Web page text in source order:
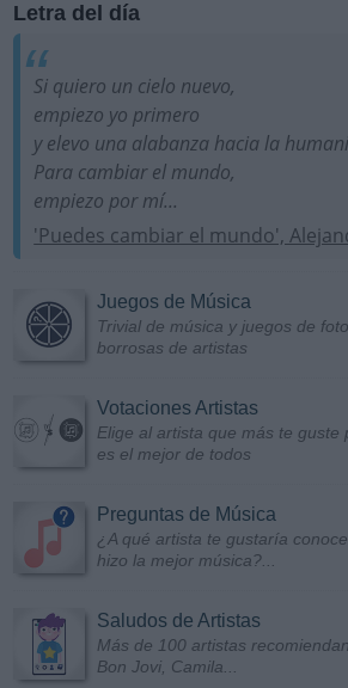
Letra del día
Si quiero un cielo nuevo,
empiezo yo primero
y elevo una alabanza hacia la
Para cambiar el mundo,
empiezo por mí...
'Puedes cambiar el mundo',
Juegos de Música
Trivial de música y juegos de
borrosas de artistas
Votaciones Artistas
Elige al artista que más te guste
es el mejor de todos
Preguntas de Música
¿A qué artista te gustaría
hizo la mejor música?...
Saludos de Artistas
Más de 100 artistas
Bon Jovi, Camila...